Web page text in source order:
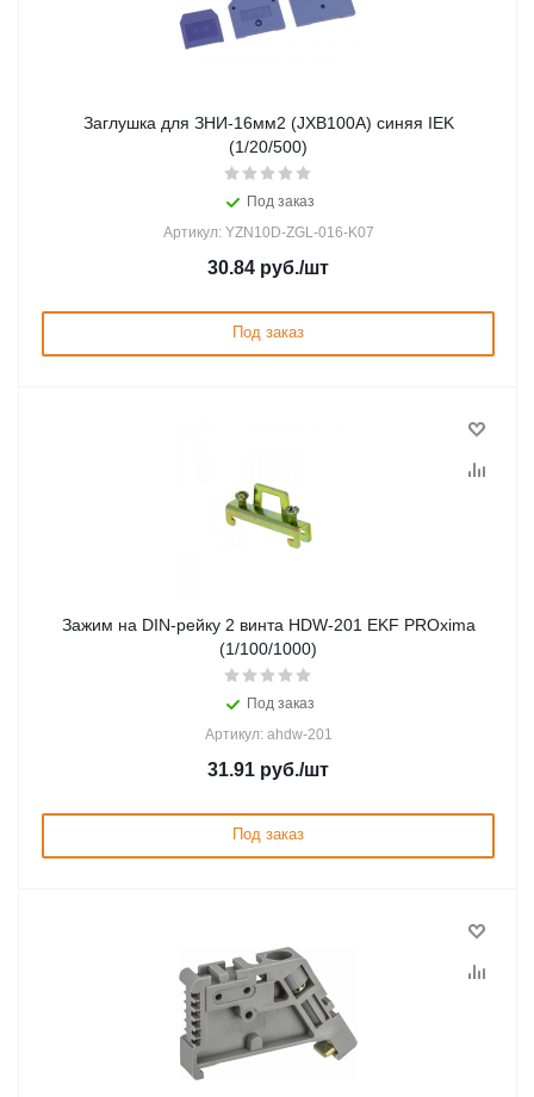
Заглушка для ЗНИ-16мм2 (JXB100A) синяя IEK
(1/20/500)
Под заказ
Артикул: YZN10D-ZGL-016-K07
30.84 руб./шт
Под заказ
Зажим на DIN-рейку 2 винта HDW-201 EKF PROxima
(1/100/1000)
Под заказ
Артикул: ahdw-201
31.91 руб./шт
Под заказ